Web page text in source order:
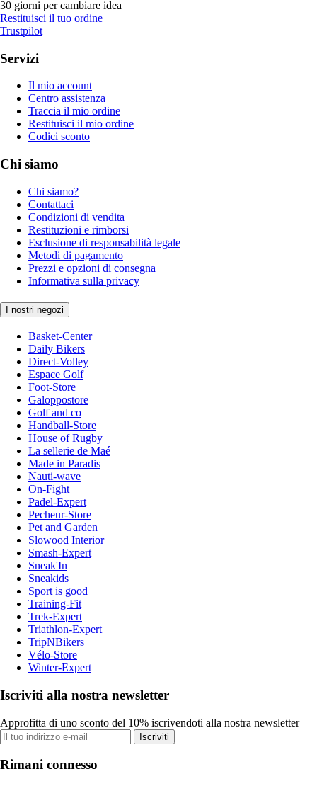
30 giorni per cambiare idea
Restituisci il tuo ordine
Trustpilot
Servizi
Il mio account
Centro assistenza
Traccia il mio ordine
Restituisci il mio ordine
Codici sconto
Chi siamo
Chi siamo?
Contattaci
Condizioni di vendita
Restituzioni e rimborsi
Esclusione di responsabilità legale
Metodi di pagamento
Prezzi e opzioni di consegna
Informativa sulla privacy
I nostri negozi
Basket-Center
Daily Bikers
Direct-Volley
Espace Golf
Foot-Store
Galoppostore
Golf and co
Handball-Store
House of Rugby
La sellerie de Maé
Made in Paradis
Nauti-wave
On-Fight
Padel-Expert
Pecheur-Store
Pet and Garden
Slowood Interior
Smash-Expert
Sneak'In
Sneakids
Sport is good
Training-Fit
Trek-Expert
Triathlon-Expert
TripNBikers
Vélo-Store
Winter-Expert
Iscriviti alla nostra newsletter
Approfitta di uno sconto del 10% iscrivendoti alla nostra newsletter
Iscriviti
Rimani connesso